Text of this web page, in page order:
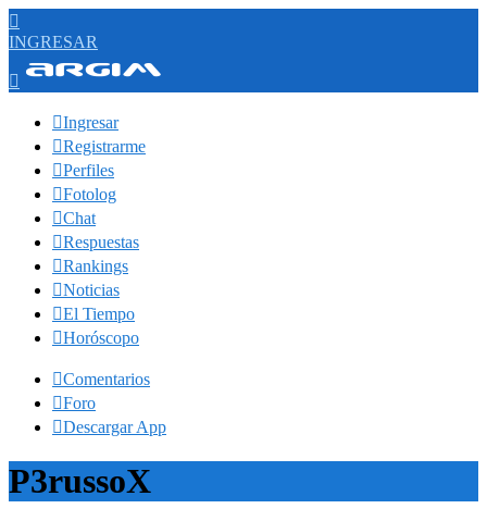

INGRESAR

Ingresar
Registrarme
Perfiles
Fotolog
Chat
Respuestas
Rankings
Noticias
El Tiempo
Horóscopo
Comentarios
Foro
Descargar App
P3russoX